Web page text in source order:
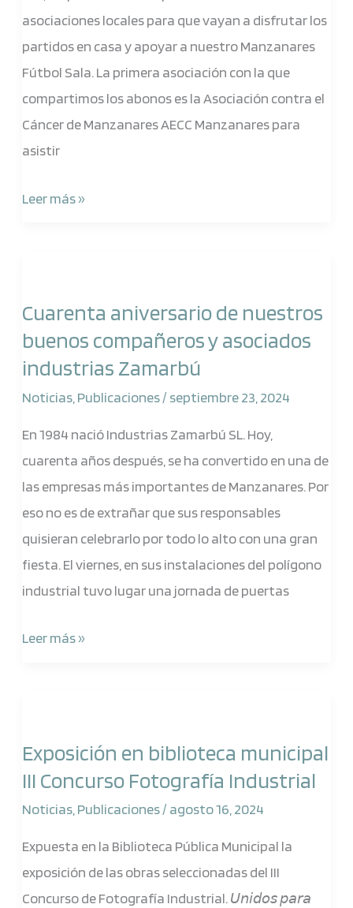
asociaciones locales para que vayan a disfrutar los
partidos en casa y apoyar a nuestro Manzanares
Fútbol Sala. La primera asociación con la que
compartimos los abonos es la Asociación contra el
Cáncer de Manzanares AECC Manzanares para
asistir
Nacional
Fútbol
Leer más »
Cuarenta aniversario de nuestros
buenos compañeros y asociados
industrias Zamarbú
Noticias Publicaciones/septiembre 23, 2024
En 1984 nació Industrias Zamarbú SL. Hoy,
cuarenta años después, se ha convertido en una de
las empresas más importantes de Manzanares. Por
eso no es de extrañar que sus responsables
quisieran celebrarlo por todo lo alto con una gran
fiesta. El viernes, en sus instalaciones del polígono
industrial tuvo lugar una jornada de puertas
de
nuestros
buenos
compañeros
Zamarbú
Leer más »
Exposición en biblioteca municipal
III Concurso Fotografía Industrial
Noticias Publicaciones/agosto 16, 2024
Expuesta en la Biblioteca Pública Municipal la
exposición de las obras seleccionadas del III
Concurso de Fotografía Industrial. 𝘜𝘯𝘪𝘥𝘰𝘴 𝘱𝘢𝘳𝘢
biblioteca
municipal
III
Fotografía
Industrial